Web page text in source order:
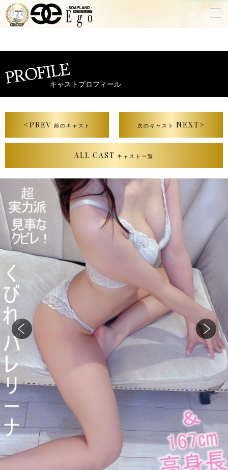
PROFILEキャストプロフィール
<PREV 前のキャスト
ALL CAST キャスト一覧
次のキャスト NEXT>